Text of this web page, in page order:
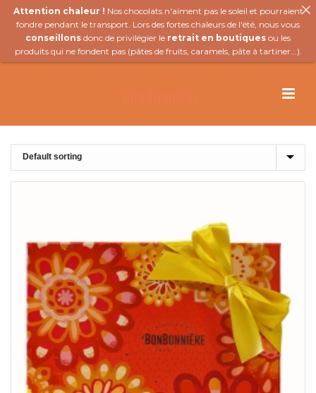
Attention chaleur ! Nos chocolats n'aiment pas le soleil et pourraient
fondre pendant le transport. Lors des fortes chaleurs de l'été, nous vous
conseillons donc de privilégier le retrait en boutiques ou les
produits qui ne fondent pas (pâtes de fruits, caramels, pâte à tartiner...).